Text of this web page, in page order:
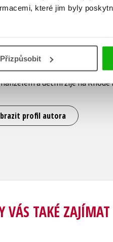
které jim byly
Přizpůsobit
podle žebříčků New York
své rodině. Vyrostla v
new adult, miluje kávu, často
spoluautorkou Vi Keeland a
a dětmi žije na Rhode
profil autora
VÁS TAKÉ ZAJÍMAT